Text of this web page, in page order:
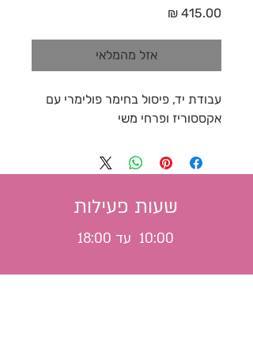
אזל מהמלאי
עבודת יד, פיסול בחימר פולימרי עם
אקססוריז ופרחי משי
שעות פעילות
10:00 עד 18:00